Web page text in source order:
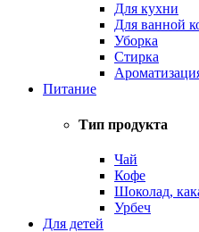
Для кухни
Для ванной
Уборка
Стирка
Питание
Тип продукта
Чай
Кофе
Шоколад,
Урбеч
Для детей